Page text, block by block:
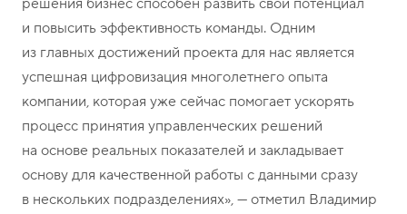
решения бизнес способен развить свой потенциал
и повысить эффективность команды. Одним
из главных достижений проекта для нас является
успешная цифровизация многолетнего опыта
компании, которая уже сейчас помогает ускорять
процесс принятия управленческих решений
на основе реальных показателей и закладывает
основу для качественной работы с данными сразу
в нескольких подразделениях», — отметил Владимир